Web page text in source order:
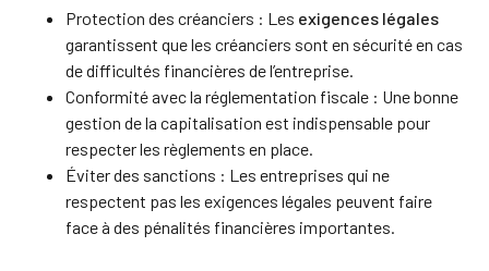
Protection des créanciers : Les exigences légales
garantissent que les créanciers sont en sécurité en cas
de difficultés financières de l’entreprise.
Conformité avec la réglementation fiscale : Une bonne
gestion de la capitalisation est indispensable pour
respecter les règlements en place.
Éviter des sanctions : Les entreprises qui ne
respectent pas les exigences légales peuvent faire
face à des pénalités financières importantes.